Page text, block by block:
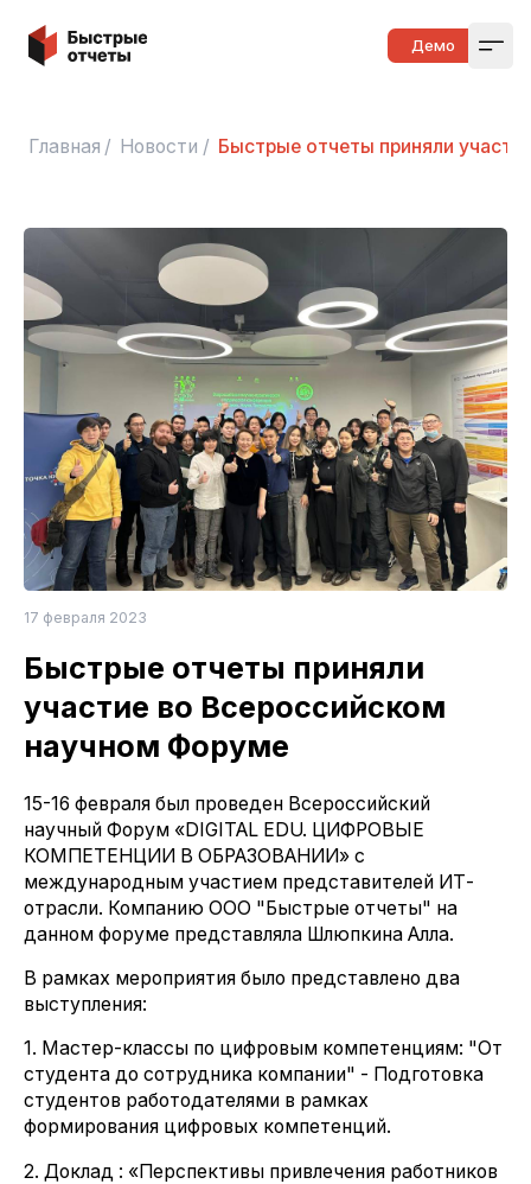
Быстрые отчеты Демо
Главная / Новости / Быстрые отчеты приняли
17 февраля 2023
Быстрые отчеты приняли
участие во Всероссийском
научном Форуме
15-16 февраля был проведен Всероссийский
научный Форум «DIGITAL EDU. ЦИФРОВЫЕ
КОМПЕТЕНЦИИ В ОБРАЗОВАНИИ» с
международным участием представителей ИТ-
отрасли. Компанию ООО "Быстрые отчеты" на
данном форуме представляла Шлюпкина Алла.
В рамках мероприятия было представлено два
выступления:
1. Мастер-классы по цифровым компетенциям: "От
студента до сотрудника компании" - Подготовка
студентов работодателями в рамках
формирования цифровых компетенций.
2. Доклад : «Перспективы привлечения работников